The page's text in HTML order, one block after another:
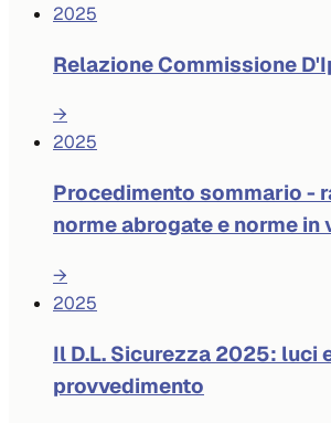
2025
Relazione Commissione
→
2025
Procedimento sommario -
norme abrogate e norme in
→
2025
Il D.L. Sicurezza 2025: luci
provvedimento